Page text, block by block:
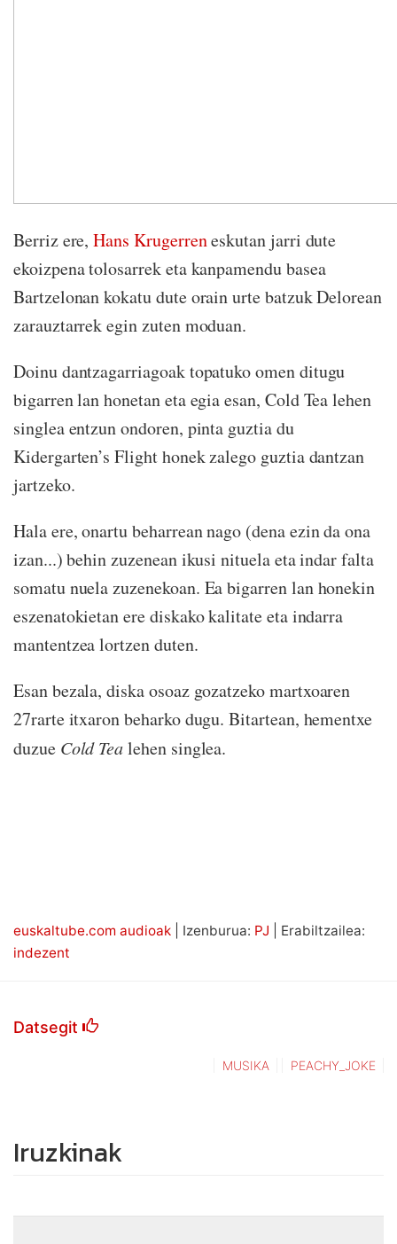
Berriz ere,Hans Krugerreneskutan jarri dute
ekoizpena tolosarrek eta kanpamendu basea
Bartzelonan kokatu dute orain urte batzuk Delorean
zarauztarrek egin zuten moduan.
Doinu dantzagarriagoak topatuko omen ditugu
bigarren lan honetan eta egia esan, Cold Tea lehen
singlea entzun ondoren, pinta guztia du
Kidergarten’s Flight honek zalego guztia dantzan
jartzeko.
Hala ere, onartu beharrean nago (dena ezin da ona
izan...) behin zuzenean ikusi nituela eta indar falta
somatu nuela zuzenekoan. Ea bigarren lan honekin
eszenatokietan ere diskako kalitate eta indarra
mantentzea lortzen duten.
Esan bezala, diska osoaz gozatzeko martxoaren
27rarte itxaron beharko dugu. Bitartean, hementxe
duzue Cold Tealehen singlea.
euskaltube.com audioak | Izenburua: PJ | Erabiltzailea:
indezent
Datsegit
MUSIKA PEACHY_JOKE
Iruzkinak